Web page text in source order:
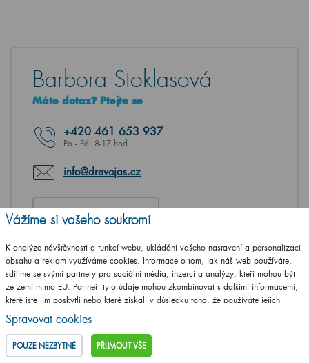
Barbora Stoklasová
Máte dotaz? Ptejte se
+420 461 653 937
Po - Pá: 8-17 hod.
info@drevojas.cz
NAPIŠTE VÁŠ DOTAZ
Vážíme si vašeho soukromí
K analýze návštěvnosti a funkcí webu, ukládání vašeho nastavení a personalizaci
obsahu a reklam využíváme cookies. Informace o tom, jak náš web používáte,
sdílíme se svými partnery pro sociální média, inzerci a analýzy, kteří mohou být
ze zemí mimo EU. Partneři tyto údaje mohou zkombinovat s dalšími informacemi,
které jste jim poskytli nebo které získali v důsledku toho, že používáte jejich
služby.
Podrobné informace
Spravovat cookies
POUZE NEZBYTNÉ PŘIJMOUT VŠE